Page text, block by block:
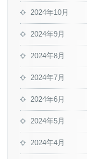
2024年10月
2024年9月
2024年8月
2024年7月
2024年6月
2024年5月
2024年4月